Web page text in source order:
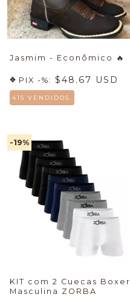
Jasmim - Econômico 🔥
PIX -%: $48.67 USD
415 VENDIDOS.
-19%
KIT com 2 Cuecas Boxer
Masculina ZORBA